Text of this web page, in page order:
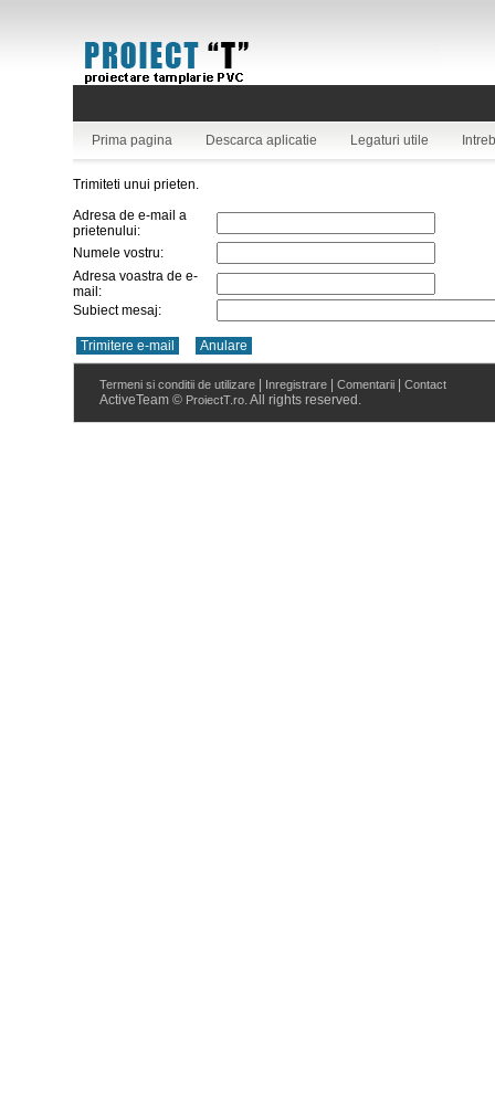
Prima pagina Descarca aplicatie Legaturi utile
Trimiteti unui prieten.
Adresa de e-mail a
prietenului:
Numele vostru:
Adresa voastra de e-
mail:
Subiect mesaj:
Termeni si conditii de utilizare| Inregistrare| Comentarii| Contact
ActiveTeam © ProiectT.ro. All rights reserved.